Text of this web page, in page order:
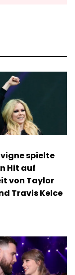
spielte
Hit auf
von Taylor
Travis Kelce